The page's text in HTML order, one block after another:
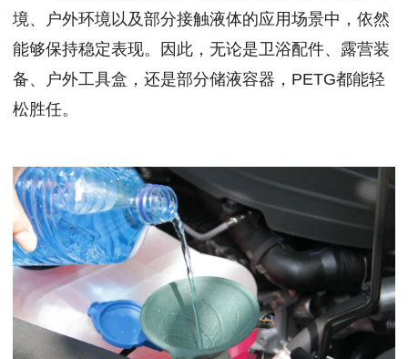
境、户外环境以及部分接触液体的应用场景中，依然
能够保持稳定表现。因此，无论是卫浴配件、露营装
备、户外工具盒，还是部分储液容器，PETG都能轻
松胜任。